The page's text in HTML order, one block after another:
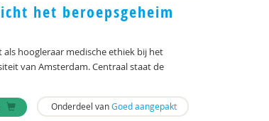
het beroepsgeheim
als hoogleraar medische ethiek bij het
van Amsterdam. Centraal staat de
Onderdeel vanGoed aangepakt